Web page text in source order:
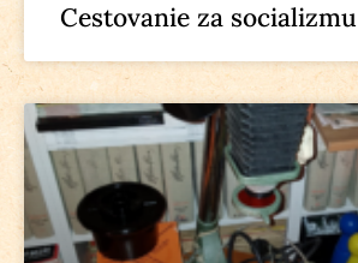
Cestovanie za socializmu